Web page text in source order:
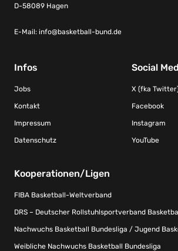
D-58089 Hagen
E-Mail: info@basketball-bund.de
Infos
Jobs
Kontakt
Impressum
Datenschutz
Social
X (fka
Facebook
Instagram
YouTube
Kooperationen/Ligen
FIBA Basketball-Weltverband
DRS – Deutscher Rollstuhlsportverband
Nachwuchs Basketball Bundesliga / Jugend
Weibliche Nachwuchs Basketball Bundesliga